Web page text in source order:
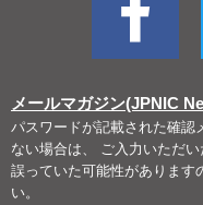
メールマガジン(JPNIC
パスワードが記載された確認
ない場合は、 ご入力いただ
誤っていた可能性があります
い。